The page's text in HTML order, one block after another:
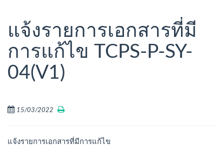
แจ้งรายการเอกสารที่มี
การแก้ไข TCPS-P-SY-
04(V1)
15/03/2022
แจ้งรายการเอกสารที่มีการแก้ไข